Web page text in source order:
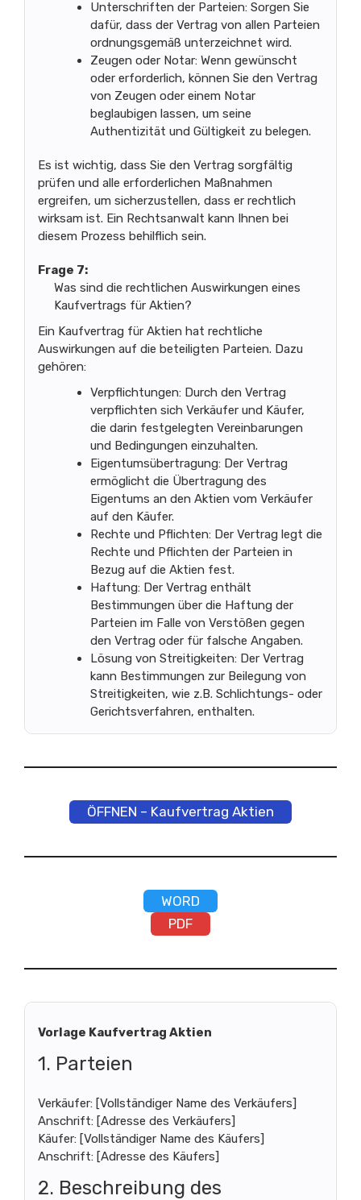
Unterschriften der Parteien: Sorgen Sie
dafür, dass der Vertrag von allen Parteien
ordnungsgemäß unterzeichnet wird.
Zeugen oder Notar: Wenn gewünscht
oder erforderlich, können Sie den Vertrag
von Zeugen oder einem Notar
beglaubigen lassen, um seine
Authentizität und Gültigkeit zu belegen.
Es ist wichtig, dass Sie den Vertrag sorgfältig
prüfen und alle erforderlichen Maßnahmen
ergreifen, um sicherzustellen, dass er rechtlich
wirksam ist. Ein Rechtsanwalt kann Ihnen bei
diesem Prozess behilflich sein.
Frage 7:
Was sind die rechtlichen Auswirkungen eines
Kaufvertrags für Aktien?
Ein Kaufvertrag für Aktien hat rechtliche
Auswirkungen auf die beteiligten Parteien. Dazu
gehören:
Verpflichtungen: Durch den Vertrag
verpflichten sich Verkäufer und Käufer,
die darin festgelegten Vereinbarungen
und Bedingungen einzuhalten.
Eigentumsübertragung: Der Vertrag
ermöglicht die Übertragung des
Eigentums an den Aktien vom Verkäufer
auf den Käufer.
Rechte und Pflichten: Der Vertrag legt die
Rechte und Pflichten der Parteien in
Bezug auf die Aktien fest.
Haftung: Der Vertrag enthält
Bestimmungen über die Haftung der
Parteien im Falle von Verstößen gegen
den Vertrag oder für falsche Angaben.
Lösung von Streitigkeiten: Der Vertrag
kann Bestimmungen zur Beilegung von
Streitigkeiten, wie z.B. Schlichtungs- oder
Gerichtsverfahren, enthalten.
ÖFFNEN – Kaufvertrag Aktien
WORD
PDF
Vorlage Kaufvertrag Aktien
1. Parteien
Verkäufer: [Vollständiger Name des Verkäufers]
Anschrift: [Adresse des Verkäufers]
Käufer: [Vollständiger Name des Käufers]
Anschrift: [Adresse des Käufers]
2. Beschreibung des